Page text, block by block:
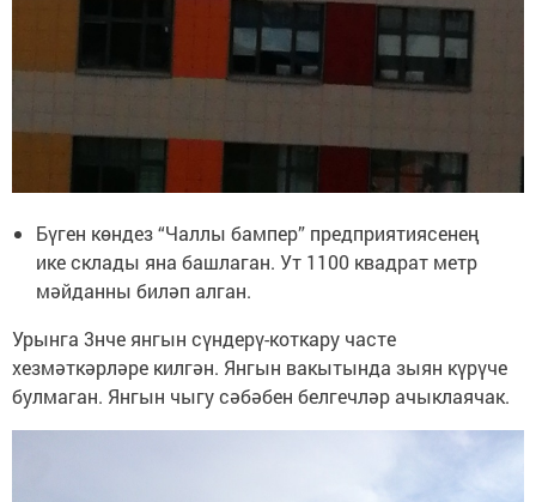
Бүген көндез “Чаллы бампер” предприятиясенең
ике склады яна башлаган. Ут 1100 квадрат метр
мәйданны биләп алган.
Урынга 3нче янгын сүндерү-коткару часте
хезмәткәрләре килгән. Янгын вакытында зыян күрүче
булмаган. Янгын чыгу сәбәбен белгечләр ачыклаячак.